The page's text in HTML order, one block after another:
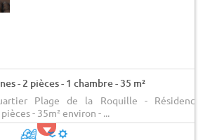
- 2 pièces - 1 chambre - 35 m²
Plage de la Roquille -
- 35m² environ - ...